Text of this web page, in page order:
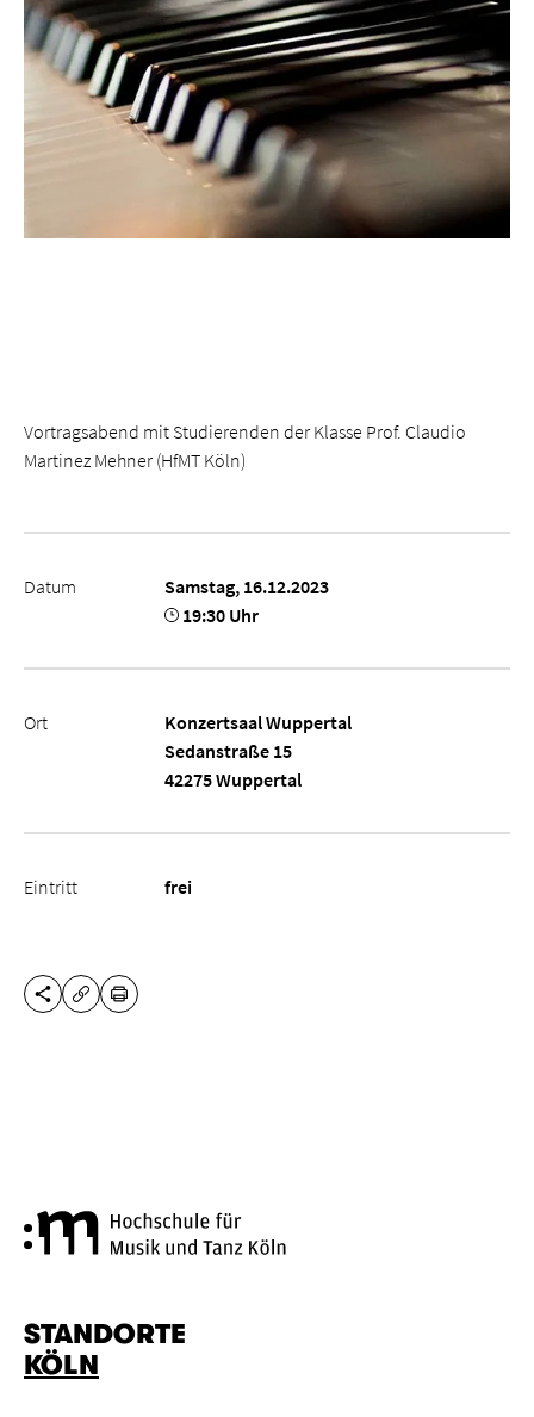
Vortragsabend mit Studierenden der Klasse Prof. Claudio
Martinez Mehner (HfMT Köln)
Datum
Samstag, 16.12.2023
19:30 Uhr
Ort
Konzertsaal Wuppertal
Sedanstraße 15
42275 Wuppertal
Eintritt frei
DIESE SEITE TEILEN
URL KOPIEREN
DRUCKEN
STANDORTE
KÖLN